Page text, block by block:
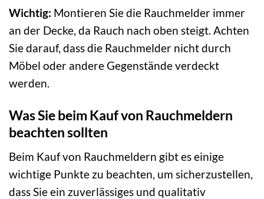
Wichtig: Montieren Sie die Rauchmelder immer
an der Decke, da Rauch nach oben steigt. Achten
Sie darauf, dass die Rauchmelder nicht durch
Möbel oder andere Gegenstände verdeckt
werden.
Was Sie beim Kauf von Rauchmeldern
beachten sollten
Beim Kauf von Rauchmeldern gibt es einige
wichtige Punkte zu beachten, um sicherzustellen,
dass Sie ein zuverlässiges und qualitativ